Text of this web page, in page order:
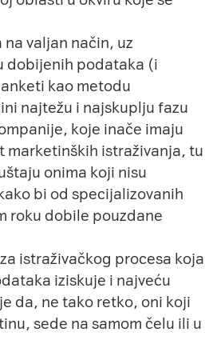
valjan način, uz
dobijenih podataka (i
kao metodu
najtežu i najskuplju fazu
koje inače imaju
marketinških istraživanja, tu
onima koji nisu
bi od specijalizovanih
roku dobile pouzdane
istraživačkog procesa koja
iziskuje i najveću
da, ne tako retko, oni koji
sede na samom čelu ili u